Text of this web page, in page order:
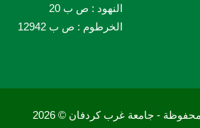
النهود : ص ب 20
الخرطوم : ص ب 12942
- جامعة غرب كردفان © 2026